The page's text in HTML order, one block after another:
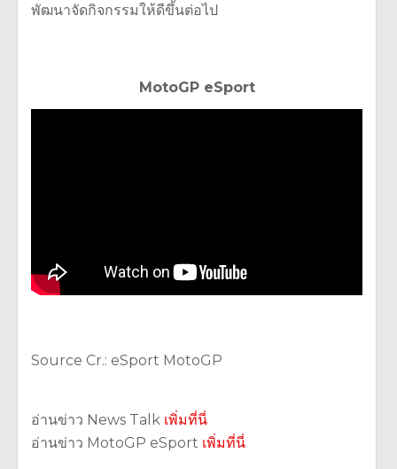
พัฒนาจัดกิจกรรมให้ดีขึ้นต่อไป
MotoGP eSport
Source Cr.: eSport MotoGP
อ่านข่าว News Talk เพิ่มที่นี่
อ่านข่าว MotoGP eSport เพิ่มที่นี่